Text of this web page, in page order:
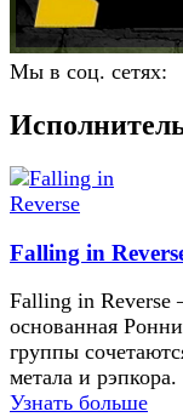
Мы в соц. сетях:
Falling in
Falling in
основанная
группы
метала и рэпкора.
Узнать больше